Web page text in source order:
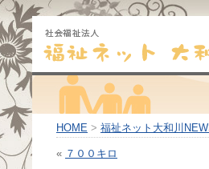
HOME > 福祉ネット大和川
« ７００キロ